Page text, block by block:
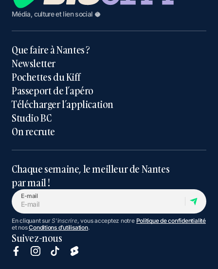
Média, culture et lien social 🥥
Que faire à Nantes ?
Newsletter
Pochettes du Kiff
Passeport de l’apéro
Télécharger l’application
Studio BC
On recrute
Chaque semaine, le meilleur de Nantes
par mail !
E-mail
En cliquant surS'inscrire, vous acceptez notre Politique de confidentialité
et nosConditions d’utilisation.
Suivez-nous